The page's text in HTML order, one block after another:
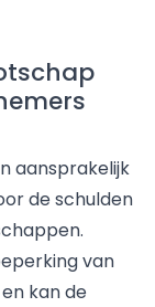
aansprakelijk
de schulden
van
kan de